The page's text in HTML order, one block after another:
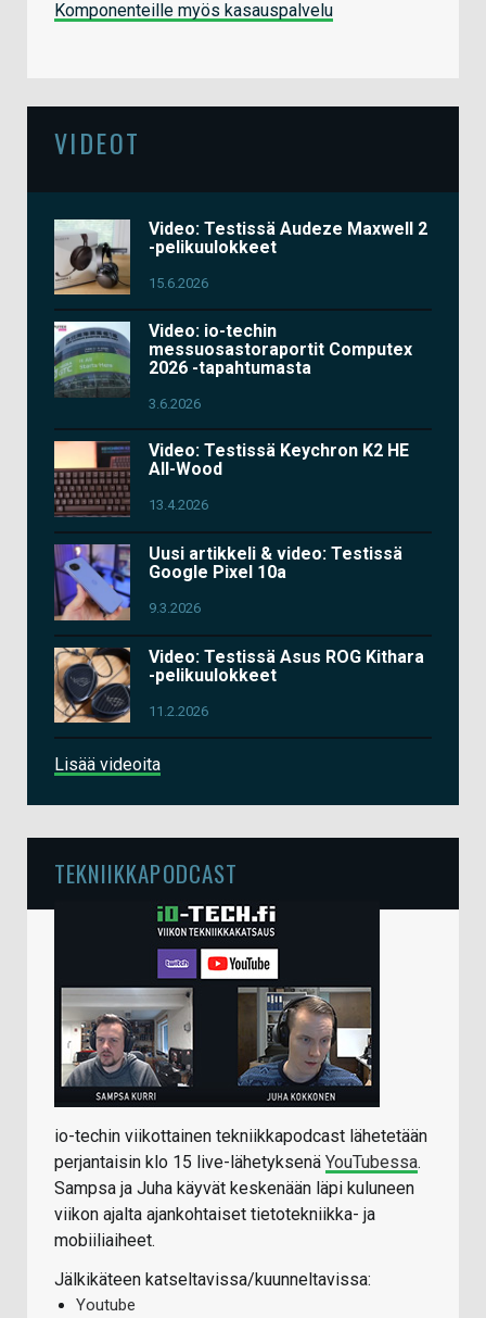
Komponenteille myös kasauspalvelu
VIDEOT
Video: Testissä Audeze Maxwell 2
-pelikuulokkeet
15.6.2026
Video: io-techin
messuosastoraportit Computex
2026 -tapahtumasta
3.6.2026
Video: Testissä Keychron K2 HE
All-Wood
13.4.2026
Uusi artikkeli & video: Testissä
Google Pixel 10a
9.3.2026
Video: Testissä Asus ROG Kithara
-pelikuulokkeet
11.2.2026
Lisää videoita
TEKNIIKKAPODCAST
io-techin viikottainen tekniikkapodcast lähetetään
perjantaisin klo 15 live-lähetyksenä YouTubessa.
Sampsa ja Juha käyvät keskenään läpi kuluneen
viikon ajalta ajankohtaiset tietotekniikka- ja
mobiiliaiheet.
Jälkikäteen katseltavissa/kuunneltavissa:
Youtube